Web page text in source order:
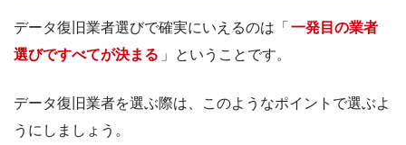
データ復旧業者選びで確実にいえるのは「 一発目の業者
選びですべてが決まる 」ということです。
データ復旧業者を選ぶ際は、このようなポイントで選ぶよ
うにしましょう。